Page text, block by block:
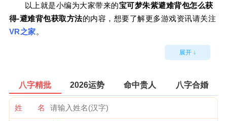
以上就是小编为大家带来的宝可梦朱紫避难背包怎么获
得-避难背包获取方法的内容，想要了解更多游戏资讯请关注
VR之家。
展开 ↓
八字精批 2026运势 命中贵人 八字合婚
姓 名